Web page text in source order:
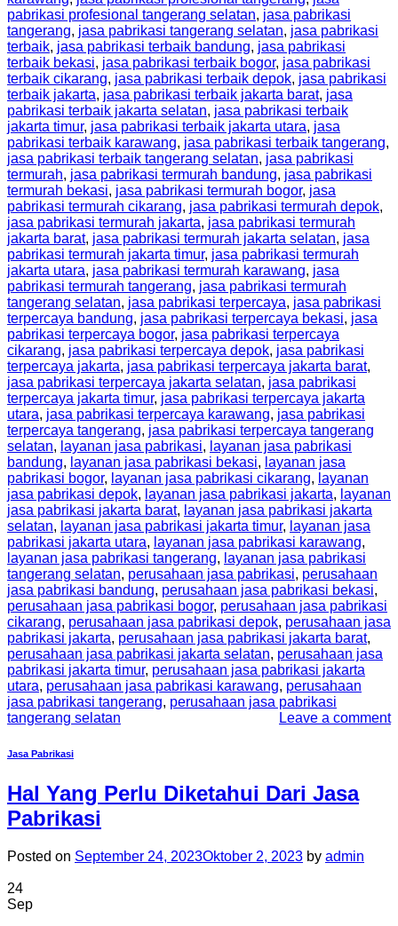
pabrikasi profesional tangerang selatan, jasa pabrikasi
tangerang, jasa pabrikasi tangerang selatan, jasa pabrikasi
terbaik, jasa pabrikasi terbaik bandung, jasa pabrikasi
terbaik bekasi, jasa pabrikasi terbaik bogor, jasa pabrikasi
terbaik cikarang, jasa pabrikasi terbaik depok, jasa pabrikasi
terbaik jakarta, jasa pabrikasi terbaik jakarta barat, jasa
pabrikasi terbaik jakarta selatan, jasa pabrikasi terbaik
jakarta timur, jasa pabrikasi terbaik jakarta utara, jasa
pabrikasi terbaik karawang, jasa pabrikasi terbaik tangerang,
jasa pabrikasi terbaik tangerang selatan, jasa pabrikasi
termurah, jasa pabrikasi termurah bandung, jasa pabrikasi
termurah bekasi, jasa pabrikasi termurah bogor, jasa
pabrikasi termurah cikarang, jasa pabrikasi termurah depok,
jasa pabrikasi termurah jakarta, jasa pabrikasi termurah
jakarta barat, jasa pabrikasi termurah jakarta selatan, jasa
pabrikasi termurah jakarta timur, jasa pabrikasi termurah
jakarta utara, jasa pabrikasi termurah karawang, jasa
pabrikasi termurah tangerang, jasa pabrikasi termurah
tangerang selatan, jasa pabrikasi terpercaya, jasa pabrikasi
terpercaya bandung, jasa pabrikasi terpercaya bekasi, jasa
pabrikasi terpercaya bogor, jasa pabrikasi terpercaya
cikarang, jasa pabrikasi terpercaya depok, jasa pabrikasi
terpercaya jakarta, jasa pabrikasi terpercaya jakarta barat,
jasa pabrikasi terpercaya jakarta selatan, jasa pabrikasi
terpercaya jakarta timur, jasa pabrikasi terpercaya jakarta
utara, jasa pabrikasi terpercaya karawang, jasa pabrikasi
terpercaya tangerang, jasa pabrikasi terpercaya tangerang
selatan, layanan jasa pabrikasi, layanan jasa pabrikasi
bandung, layanan jasa pabrikasi bekasi, layanan jasa
pabrikasi bogor, layanan jasa pabrikasi cikarang, layanan
jasa pabrikasi depok, layanan jasa pabrikasi jakarta, layanan
jasa pabrikasi jakarta barat, layanan jasa pabrikasi jakarta
selatan, layanan jasa pabrikasi jakarta timur, layanan jasa
pabrikasi jakarta utara, layanan jasa pabrikasi karawang,
layanan jasa pabrikasi tangerang, layanan jasa pabrikasi
tangerang selatan, perusahaan jasa pabrikasi, perusahaan
jasa pabrikasi bandung, perusahaan jasa pabrikasi bekasi,
perusahaan jasa pabrikasi bogor, perusahaan jasa pabrikasi
cikarang, perusahaan jasa pabrikasi depok, perusahaan jasa
pabrikasi jakarta, perusahaan jasa pabrikasi jakarta barat,
perusahaan jasa pabrikasi jakarta selatan, perusahaan jasa
pabrikasi jakarta timur, perusahaan jasa pabrikasi jakarta
utara, perusahaan jasa pabrikasi karawang, perusahaan
jasa pabrikasi tangerang, perusahaan jasa pabrikasi
tangerang selatan
Leave a comment
Jasa Pabrikasi
Hal Yang Perlu Diketahui Dari Jasa
Pabrikasi
Posted on September 24, 2023Oktober 2, 2023 by admin
24
Sep